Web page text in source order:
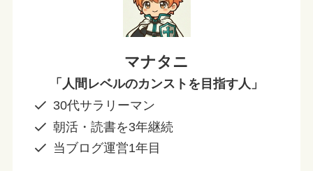
マナタニ
「人間レベルのカンストを目指す人」
30代サラリーマン
朝活・読書を3年継続
当ブログ運営1年目